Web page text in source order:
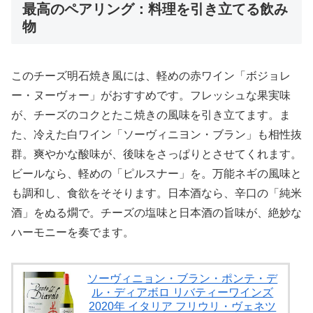
最高のペアリング：料理を引き立てる飲み
物
このチーズ明石焼き風には、軽めの赤ワイン「ボジョレ
ー・ヌーヴォー」がおすすめです。フレッシュな果実味
が、チーズのコクとたこ焼きの風味を引き立てます。ま
た、冷えた白ワイン「ソーヴィニヨン・ブラン」も相性抜
群。爽やかな酸味が、後味をさっぱりとさせてくれます。
ビールなら、軽めの「ピルスナー」を。万能ネギの風味と
も調和し、食欲をそそります。日本酒なら、辛口の「純米
酒」をぬる燗で。チーズの塩味と日本酒の旨味が、絶妙な
ハーモニーを奏でます。
ソーヴィニョン・ブラン・ポンテ・デ
ル・ディアボロ リバティーワインズ
2020年 イタリア フリウリ・ヴェネツ